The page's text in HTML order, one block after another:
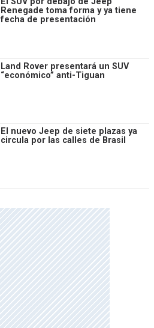
Renegade toma forma y ya tiene
fecha de presentación
Land Rover presentará un SUV
“económico” anti-Tiguan
El nuevo Jeep de siete plazas ya
circula por las calles de Brasil